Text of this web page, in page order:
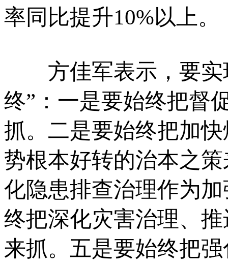
率同比提升10%以上。
方佳军表示，要实
终”：一是要始终把督
抓。二是要始终把加
势根本好转的治本之
化隐患排查治理作为
终把深化灾害治理、
来抓。五是要始终把